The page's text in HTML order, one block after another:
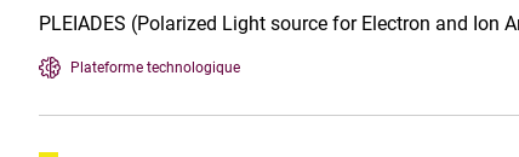
PLEIADES (Polarized Light source for Electron and Ion
Plateforme technologique